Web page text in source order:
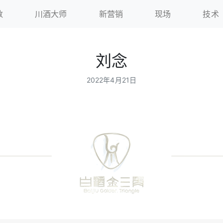
川酒大师 新营销 现场 技术
刘念
2022年4月21日